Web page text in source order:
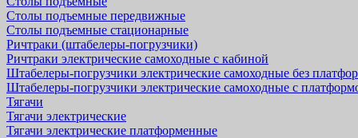
Столы подъемные передвижные
Столы подъемные стационарные
Ричтраки (штабелеры-погрузчики)
Ричтраки электрические самоходные с кабиной
Штабелеры-погрузчики электрические самоходные без
Штабелеры-погрузчики электрические самоходные с
Тягачи
Тягачи электрические
Тягачи электрические платформенные